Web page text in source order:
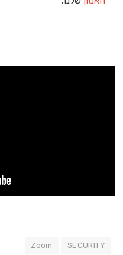
SECURITY
Zoom